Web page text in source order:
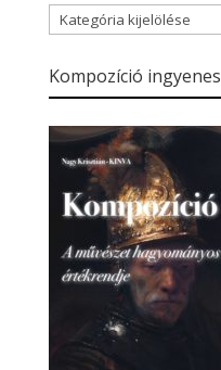
Blogbejegyzések
kategóriái
Kompozíció